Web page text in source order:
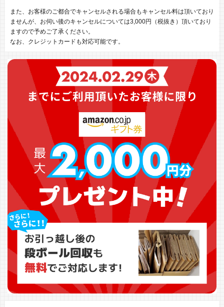
また、お客様のご都合でキャンセルされる場合もキャンセル料は頂いており
ませんが、お伺い後のキャンセルについては3,000円（税抜き）頂いており
ますので予めご了承ください。
なお、クレジットカードも対応可能です。